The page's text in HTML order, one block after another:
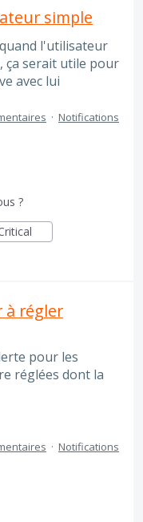
simple
l'utilisateur
ça serait utile pour
avec lui
· Notifications
?
régler
pour les
réglées dont la
· Notifications